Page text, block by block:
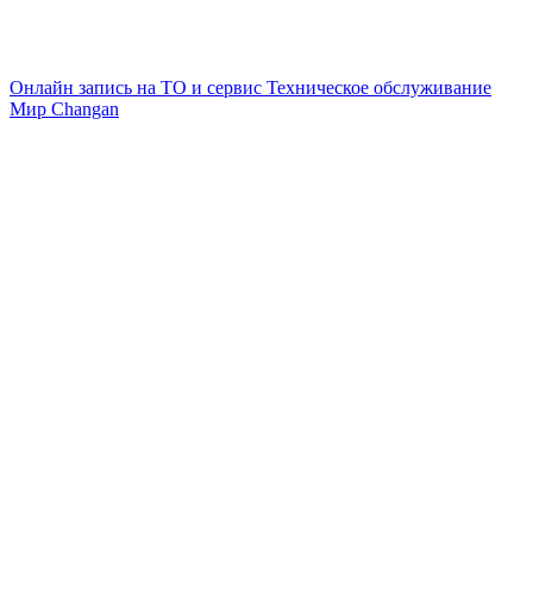
Онлайн запись на ТО и сервис Техническое обслуживание
Мир Changan